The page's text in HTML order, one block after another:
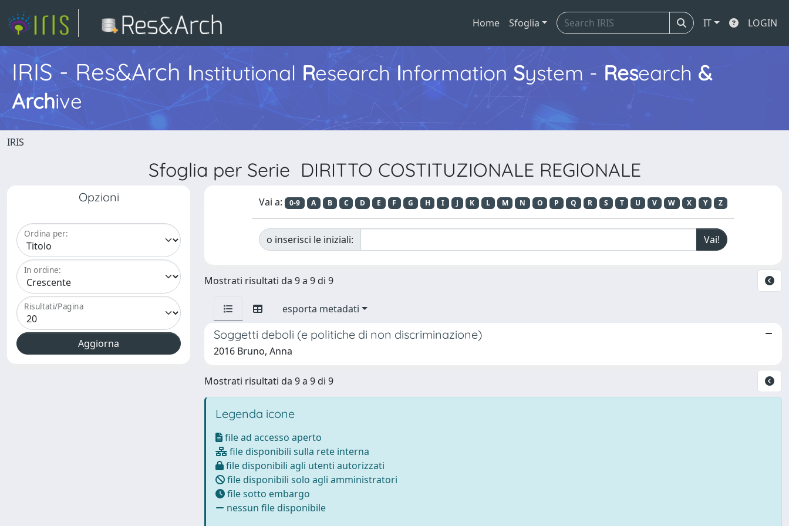
Home Sfoglia IT LOGIN
IRIS - Res&Arch Institutional Research Information System - Research &
Archive
IRIS
Sfoglia per Serie DIRITTO COSTITUZIONALE REGIONALE
Opzioni
Ordina per:
In ordine:
Risultati/Pagina
Vai a: 0-9 A B C D E F G H I J K L M N O P Q R S T U V W X Y Z
o inserisci le iniziali:
Mostrati risultati da 9 a 9 di 9
esporta metadati
Soggetti deboli (e politiche di non discriminazione)
2016 Bruno, Anna
Mostrati risultati da 9 a 9 di 9
Legenda icone
file ad accesso aperto
file disponibili sulla rete interna
file disponibili agli utenti autorizzati
file disponibili solo agli amministratori
file sotto embargo
nessun file disponibile